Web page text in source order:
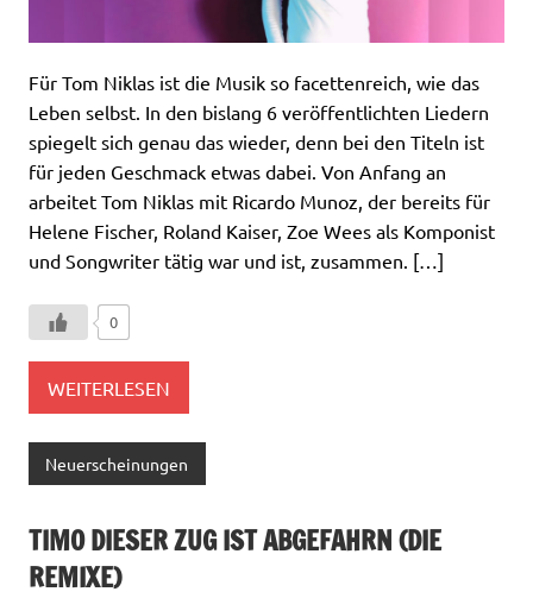
Für Tom Niklas ist die Musik so facettenreich, wie das
Leben selbst. In den bislang 6 veröffentlichten Liedern
spiegelt sich genau das wieder, denn bei den Titeln ist
für jeden Geschmack etwas dabei. Von Anfang an
arbeitet Tom Niklas mit Ricardo Munoz, der bereits für
Helene Fischer, Roland Kaiser, Zoe Wees als Komponist
und Songwriter tätig war und ist, zusammen. […]
0
WEITERLESEN
Neuerscheinungen
TIMO DIESER ZUG IST ABGEFAHRN (DIE
REMIXE)